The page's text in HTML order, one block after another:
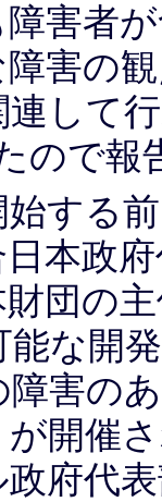
害者
害の
して
ので報
する
本政
団の
能な開
害の
が開催
府代